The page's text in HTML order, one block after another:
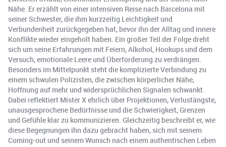
Nähe. Er erzählt von einer intensiven Reise nach Barcelona mit
seiner Schwester, die ihm kurzzeitig Leichtigkeit und
Verbundenheit zurückgegeben hat, bevor ihn der Alltag und innere
Konflikte wieder eingeholt haben. Ein großer Teil der Folge dreht
sich um seine Erfahrungen mit Feiern, Alkohol, Hookups und dem
Versuch, emotionale Leere und Überforderung zu verdrängen.
Besonders im Mittelpunkt steht die komplizierte Verbindung zu
einem schwulen Polizisten, die zwischen körperlicher Nähe,
Hoffnung auf mehr und widersprüchlichen Signalen schwankt.
Dabei reflektiert Mister X ehrlich über Projektionen, Verlustängste,
unausgesprochene Bedürfnisse und die Schwierigkeit, Grenzen
und Gefühle klar zu kommunizieren. Gleichzeitig beschreibt er, wie
diese Begegnungen ihn dazu gebracht haben, sich mit seinem
Coming-out und seinem Wunsch nach einem authentischen Leben